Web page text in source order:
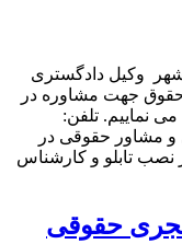
وکیل دادگستری
حقوق جهت مشاوره در
نماییم. تلفن:
استخدام وکیل و مشاور حقوقی در
تابلو و کارشناس